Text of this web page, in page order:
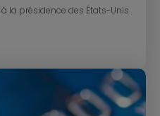
la présidence des États-Unis.